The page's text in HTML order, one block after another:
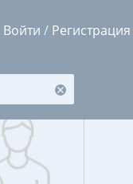
Войти / Регистрация